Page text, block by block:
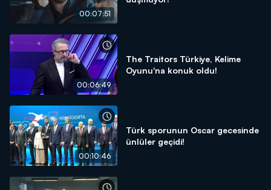
00:07:51
00:06:49
The Traitors Türkiye, Kelime
Oyunu'na konuk oldu!
00:10:46
Türk sporunun Oscar gecesinde
ünlüler geçidi!